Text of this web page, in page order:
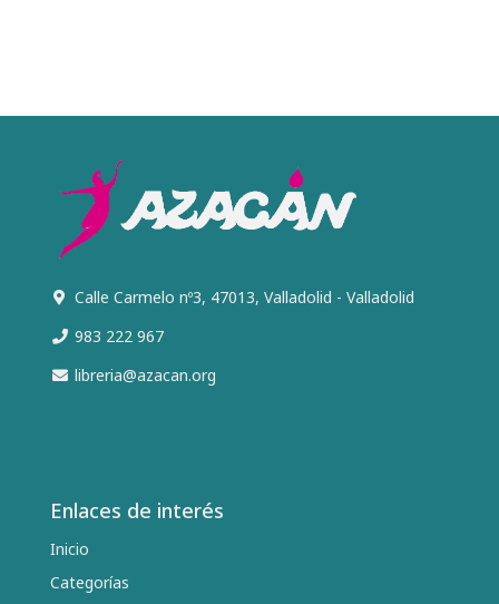
Calle Carmelo nº3, 47013, Valladolid - Valladolid
983 222 967
libreria@azacan.org
Enlaces de interés
Inicio
Categorías